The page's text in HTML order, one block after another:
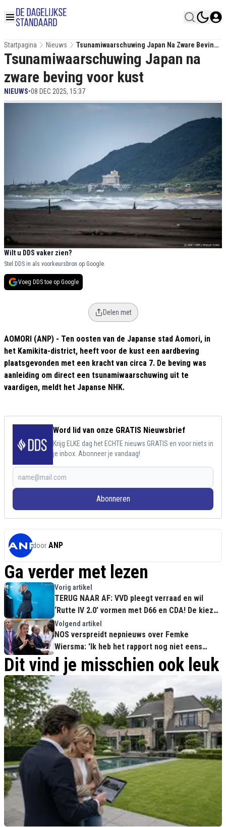
Startpagina Nieuws
Tsunamiwaarschuwing Japan Na Zware Beving
Voor Kust
Tsunamiwaarschuwing Japan na
zware beving voor kust
NIEUWS•08 DEC 2025, 15:37
Wilt u DDS vaker zien?
Stel DDS in als voorkeursbron op Google.
Voeg DDS toe op Google
Delen met
AOMORI (ANP) - Ten oosten van de Japanse stad Aomori, in
het Kamikita-district, heeft voor de kust een aardbeving
plaatsgevonden met een kracht van circa 7. De beving was
aanleiding om direct een tsunamiwaarschuwing uit te
vaardigen, meldt het Japanse NHK.
Word lid van onze GRATIS Nieuwsbrief
Krijg ELKE dag het ECHTE nieuws GRATIS en voor niets in
je inbox. Abonneer je vandaag!
Abonneren
door ANP
Ga verder met lezen
Vorig artikel
TERUG NAAR AF: VVD pleegt verraad en wil
‘Rutte IV 2.0’ vormen met D66 en CDA! De kiezer
wordt in zijn gezicht gespuugd
Volgend artikel
NOS verspreidt nepnieuws over Femke
Wiersma: 'Ik heb het rapport nog niet eens
gelezen, hoe kan ik dan tegen zijn?!'
Dit vind je misschien ook leuk